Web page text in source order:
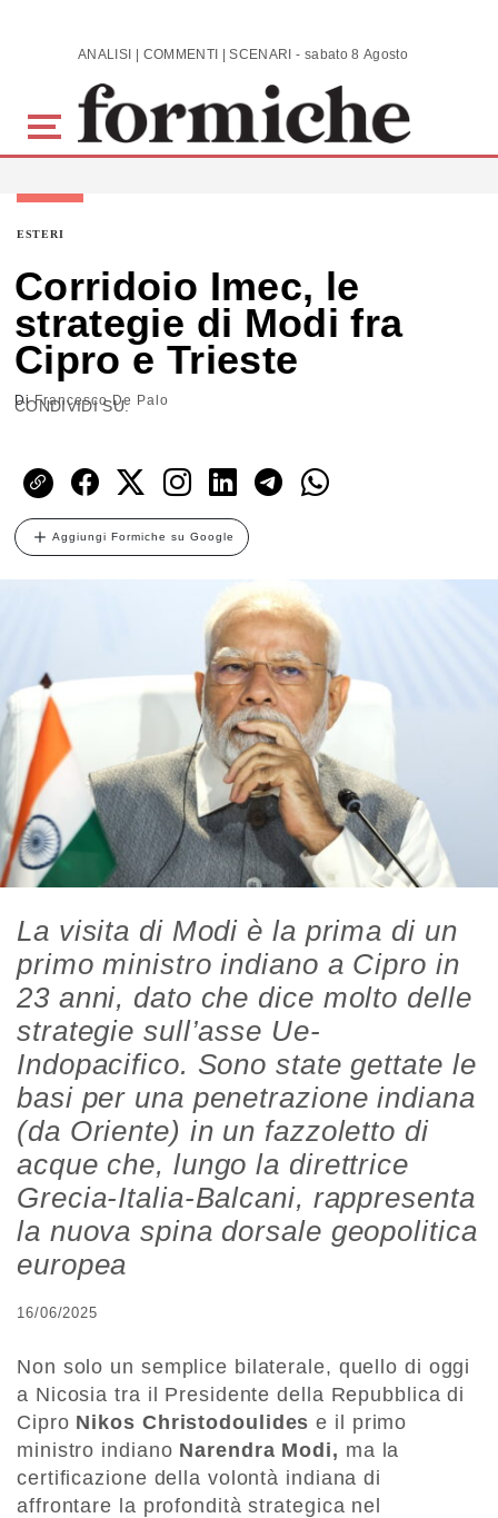
Skip to main content ANALISI | COMMENTI | SCENARI - sabato 8 Agosto 2026
ESTERI
Corridoio Imec, le
strategie di Modi fra
Cipro e Trieste
DiFrancesco De Palo
CONDIVIDI SU:
Aggiungi Formiche su Google
La visita di Modi è la prima di un
primo ministro indiano a Cipro in
23 anni, dato che dice molto delle
strategie sull’asse Ue-
Indopacifico. Sono state gettate le
basi per una penetrazione indiana
(da Oriente) in un fazzoletto di
acque che, lungo la direttrice
Grecia-Italia-Balcani, rappresenta
la nuova spina dorsale geopolitica
europea
16/06/2025
Non solo un semplice bilaterale, quello di oggi
a Nicosia tra il Presidente della Repubblica di
Cipro Nikos Christodoulides e il primo
ministro indiano Narendra Modi, ma la
certificazione della volontà indiana di
affrontare la profondità strategica nel